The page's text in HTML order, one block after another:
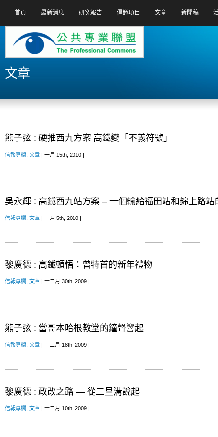
首頁 最新消息 研究報告 倡議項目 文章 新聞稿
文章
熊子弦 : 硬推西九方案 高鐵變「不義符號」
信報專欄 文章 | 一月 15th, 2010 |
吳永輝 : 高鐵西九站方案 – 一個輸給福田站和錦上路站
信報專欄 文章 | 一月 5th, 2010 |
黎廣德 : 高鐵頓悟：曾特首的新年禮物
信報專欄 文章 | 十二月 30th, 2009 |
熊子弦 : 當哥本哈根教堂的鐘聲響起
信報專欄 文章 | 十二月 18th, 2009 |
黎廣德 : 政改之路 — 從二里溝說起
信報專欄 文章 | 十二月 10th, 2009 |